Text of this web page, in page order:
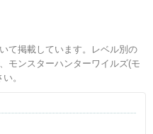
て掲載しています。レベル別の
モンスターハンターワイルズ(モ
。